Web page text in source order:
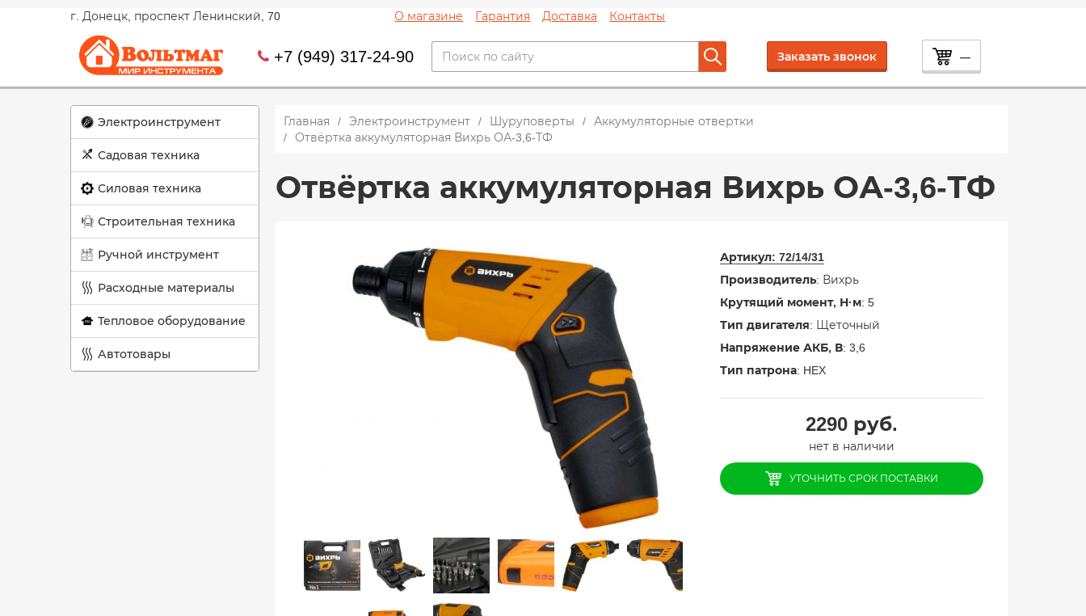
г. Донецк, проспект Ленинский, 70 О магазине Гарантия Доставка Контакты
+7 (949) 317-24-90 Заказать звонок —
Электроинструмент
Садовая техника
Силовая техника
Строительная техника
Ручной инструмент
Расходные материалы
Тепловое оборудование
Автотовары
Главная Электроинструмент Шуруповерты
Аккумуляторные отвертки
Отвёртка аккумуляторная Вихрь ОА-3,6-ТФ
Отвёртка аккумуляторная Вихрь ОА-3,6-ТФ
Артикул: 72/14/31
Производитель: Вихрь
Крутящий момент, Н·м: 5
Тип двигателя: Щеточный
Напряжение АКБ, В: 3,6
Тип патрона: HEX
2290руб.
нет в наличии
УТОЧНИТЬ СРОК ПОСТАВКИ